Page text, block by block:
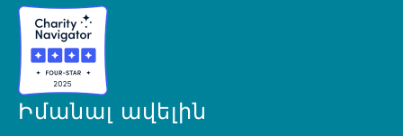
Իմանալ ավելին